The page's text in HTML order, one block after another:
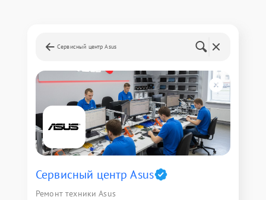
Сервисный центр Asus
Сервисный центр Asus
Ремонт техники Asus